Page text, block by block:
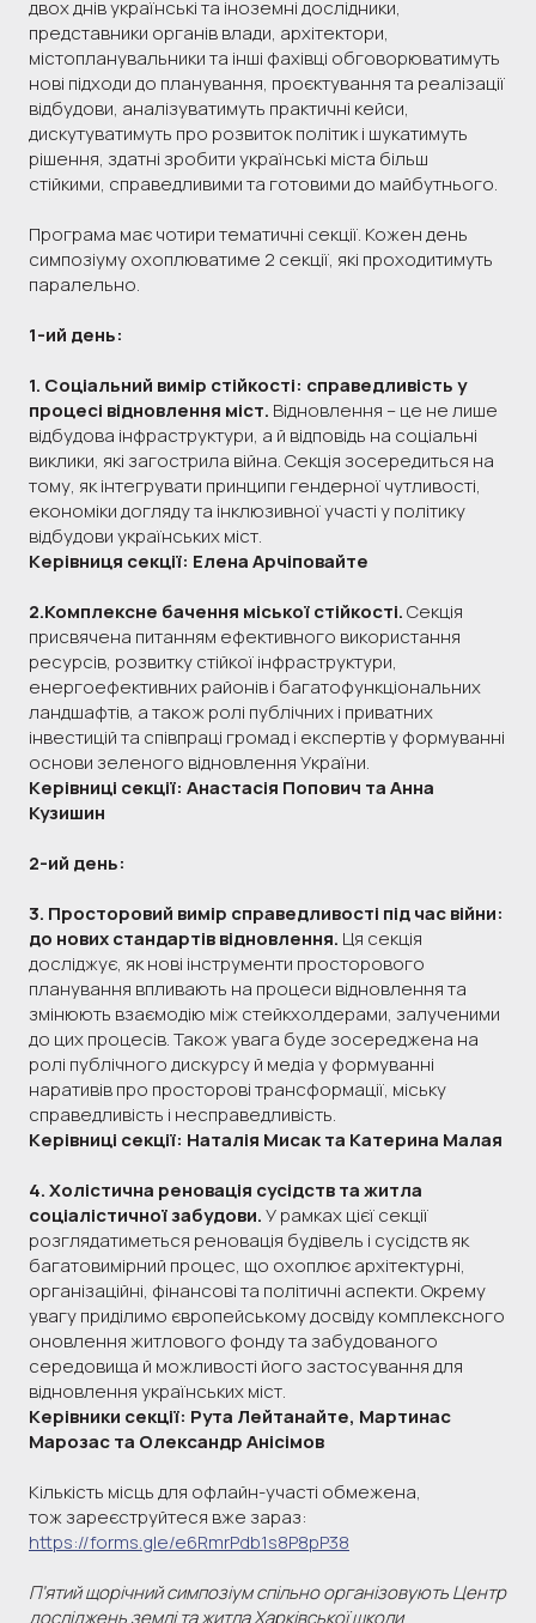
двох днів українські та іноземні дослідники,
представники органів влади, архітектори,
містопланувальники та інші фахівці обговорюватимуть
нові підходи до планування, проєктування та реалізації
відбудови, аналізуватимуть практичні кейси,
дискутуватимуть про розвиток політик і шукатимуть
рішення, здатні зробити українські міста більш
стійкими, справедливими та готовими до майбутнього.
Програма має чотири тематичні секції. Кожен день
симпозіуму охоплюватиме 2 секції, які проходитимуть
паралельно.
1-ий день:
1. Соціальний вимір стійкості: справедливість у
процесі відновлення міст. Відновлення – це не лише
відбудова інфраструктури, а й відповідь на соціальні
виклики, які загострила війна. Секція зосередиться на
тому, як інтегрувати принципи гендерної чутливості,
економіки догляду та інклюзивної участі у політику
відбудови українських міст.
Керівниця секції: Елена Арчіповайте
2.Комплексне бачення міської стійкості.Секція
присвячена питанням ефективного використання
ресурсів, розвитку стійкої інфраструктури,
енергоефективних районів і багатофункціональних
ландшафтів, а також ролі публічних і приватних
інвестицій та співпраці громад і експертів у формуванні
основи зеленого відновлення України.
Керівниці секції: Анастасія Попович та Анна
Кузишин
2-ий день:
3. Просторовий вимір справедливості під час війни:
до нових стандартів відновлення. Ця секція
досліджує, як нові інструменти просторового
планування впливають на процеси відновлення та
змінюють взаємодію між стейкхолдерами, залученими
до цих процесів. Також увага буде зосереджена на
ролі публічного дискурсу й медіа у формуванні
наративів про просторові трансформації, міську
справедливість і несправедливість.
Керівниці секції: Наталія Мисак та Катерина Малая
4. Холістична реновація сусідств та житла
соціалістичної забудови.У рамках цієї секції
розглядатиметься реновація будівель і сусідств як
багатовимірний процес, що охоплює архітектурні,
організаційні, фінансові та політичні аспекти. Окрему
увагу приділимо європейському досвіду комплексного
оновлення житлового фонду та забудованого
середовища й можливості його застосування для
відновлення українських міст.
Керівники секції: Рута Лейтанайте, Мартинас
Марозас та Олександр Анісімов
Кількість місць для офлайн-участі обмежена,
тож зареєструйтеся вже зараз:
https://forms.gle/e6RmrPdb1s8P8pP38
П’ятий щорічний симпозіум спільно організовують Центр